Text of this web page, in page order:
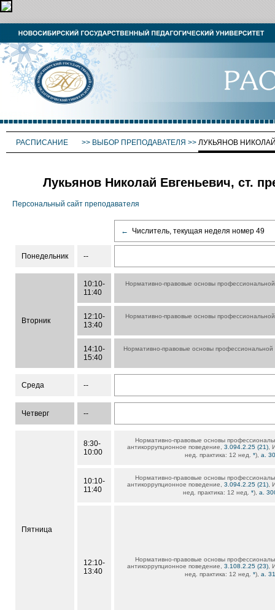
РАСПИСАНИЕ >> ВЫБОР ПРЕПОДАВАТЕЛЯ >> ЛУКЬЯНОВ
Лукьянов Николай Евгеньевич, ст.
Персональный сайт преподавателя
← Числитель, текущая неделя номер 49
Понедельник --
Вторник
10:10-
11:40
Нормативно-правовые основы
12:10-
13:40
Нормативно-правовые основы
14:10-
15:40
Нормативно-правовые основы
Среда --
Четверг --
Пятница
8:30-
10:00
Нормативно-правовые основы
антикоррупционное поведение,3.094.2.25 (21) ,
нед. практика: 12 нед.*),а.
10:10-
11:40
Нормативно-правовые основы
антикоррупционное поведение,3.094.2.25 (21) ,
нед. практика: 12 нед.*),а.
12:10-
13:40
Нормативно-правовые основы
антикоррупционное поведение,3.108.2.25 (23) ,
нед. практика: 12 нед.*),а.